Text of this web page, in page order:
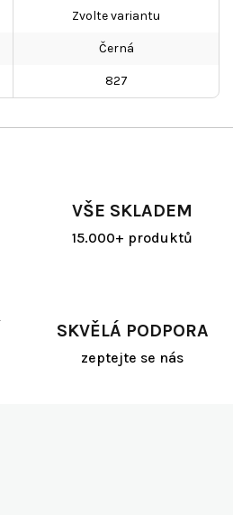
VŠE SKLADEM
15.000+ produktů
SKVĚLÁ PODPORA
zeptejte se nás
Zvolte variantu
Černá
827